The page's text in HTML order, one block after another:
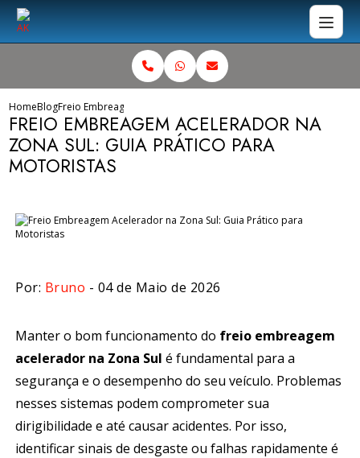
HomeBlogFreio Embreagem Acelerador na Zona Sul: Guia Prático para
FREIO EMBREAGEM ACELERADOR NA
ZONA SUL: GUIA PRÁTICO PARA
MOTORISTAS
Por: Bruno - 04 de Maio de 2026
Manter o bom funcionamento do freio embreagem
acelerador na Zona Sul é fundamental para a
segurança e o desempenho do seu veículo. Problemas
nesses sistemas podem comprometer sua
dirigibilidade e até causar acidentes. Por isso,
identificar sinais de desgaste ou falhas rapidamente é